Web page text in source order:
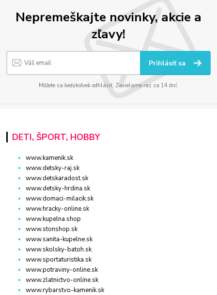
Nepremeškajte novinky, akcie a
zľavy!
Prihlásiť sa
Môžete sa kedykoľvek odhlásiť. Zasielame raz za 14 dní.
DETI, ŠPORT, HOBBY
www.kamenik.sk
www.detsky-raj.sk
www.detskaradost.sk
www.detsky-hrdina.sk
www.domaci-milacik.sk
www.hracky-online.sk
www.kupelna.shop
www.stonshop.sk
www.sanita-kupelne.sk
www.skolsky-batoh.sk
www.sportaturistika.sk
www.potraviny-online.sk
www.zlatnictvo-online.sk
www.rybarstvo-kamenik.sk